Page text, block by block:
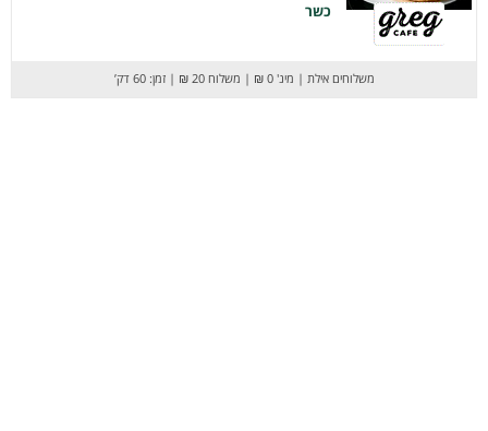
כשר
משלוחים אילת | מינ' 0 ₪ | משלוח 20 ₪ | זמן: 60 דק’